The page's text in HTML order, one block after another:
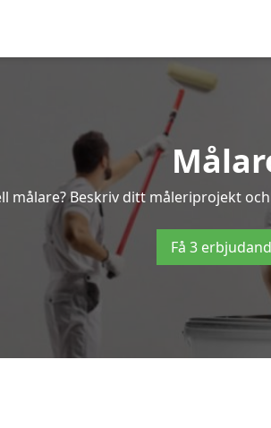
målare? Beskriv ditt måleriprojekt
Få 3